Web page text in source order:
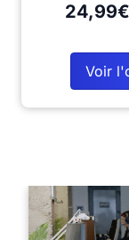
Voir